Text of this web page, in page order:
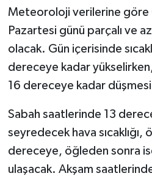
Meteoroloji verilerine göre
Pazartesi günü parçalı ve
olacak. Gün içerisinde
dereceye kadar
16 dereceye kadar
Sabah saatlerinde 13
seyredecek hava
dereceye, öğleden sonra
ulaşacak. Akşam saatlerinde